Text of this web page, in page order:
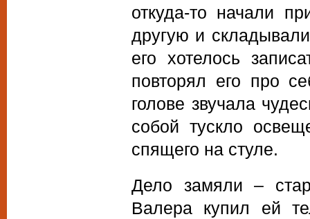
откуда-то начали
другую и
его хотелось
повторял его про
голове звучала
собой тускло
спящего на стуле.
Дело замяли –
Валера купил ей